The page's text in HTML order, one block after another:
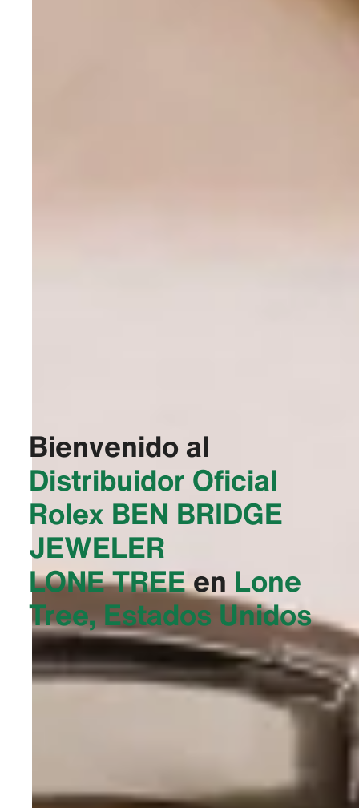
Bienvenido al
Distribuidor Oficial
Rolex ‭BEN BRIDGE
JEWELER
LONE TREE‬en Lone
Tree, Estados Unidos